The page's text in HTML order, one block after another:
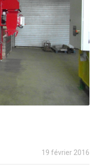
19 février 2016